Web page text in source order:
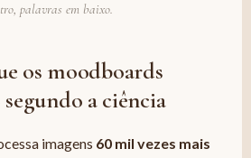
palavras em baixo.
os moodboards
a ciência
imagens 60 mil vezes mais